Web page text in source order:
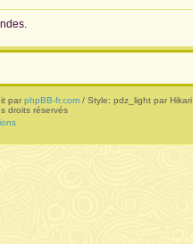
par phpBB-fr.com/ Style: pdz_light par Hikari
droits réservés